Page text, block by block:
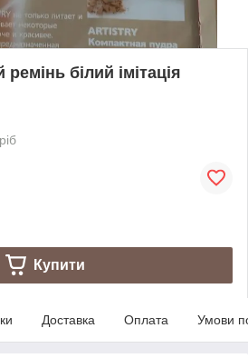
білий імітація
Купити
Доставка Оплата Умови